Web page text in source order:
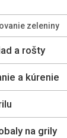
zeleniny
a rošty
a kúrenie
na grily